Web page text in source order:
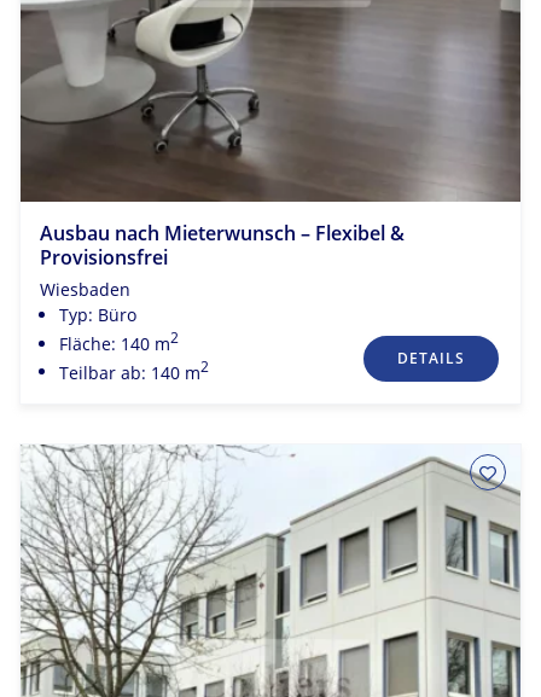
Ausbau nach Mieterwunsch – Flexibel &
Provisionsfrei
Wiesbaden
Typ: Büro
Fläche: 140 m2
Teilbar ab: 140 m2 DETAILS